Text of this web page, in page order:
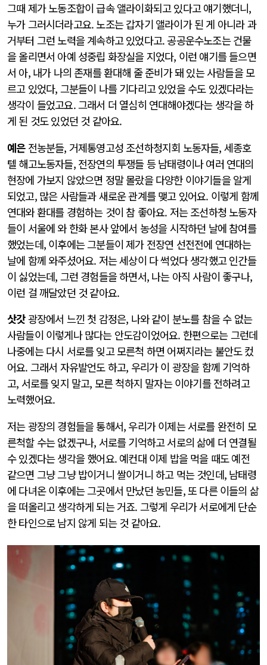
그때 제가 노동조합이 급속 앨라이화되고 있다고 얘기했더니,
누가 그러시더라고요. 노조는 갑자기 앨라이가 된 게 아니라 과
거부터 그런 노력을 계속하고 있었다고. 공공운수노조는 건물
을 올리면서 아예 성중립 화장실을 지었다, 이런 얘기를 들으면
서 아, 내가 나의 존재를 환대해 줄 준비가 돼 있는 사람들을 모
르고 있었다, 그분들이 나를 기다리고 있었을 수도 있겠다라는
생각이 들었고요. 그래서 더 열심히 연대해야겠다는 생각을 하
게 된 것도 있었던 것 같아요.
예은전농분들, 거제통영고성 조선하청지회 노동자들, 세종호
텔 해고노동자들, 전장연의 투쟁들 등 남태령이나 여러 연대의
현장에 가보지 않았으면 정말 몰랐을 다양한 이야기들을 알게
되었고, 많은 사람들과 새로운 관계를 맺고 있어요. 이렇게 함께
연대와 환대를 경험하는 것이 참 좋아요. 저는 조선하청 노동자
들이 서울에 와 한화 본사 앞에서 농성을 시작하던 날에 참여를
했었는데, 이후에는 그분들이 제가 전장연 선전전에 연대하는
날에 함께 와주셨어요. 저는 세상이 다 썩었다 생각했고 인간들
이 싫었는데, 그런 경험들을 하면서, 나는 아직 사람이 좋구나,
이런 걸 깨달았던 것 같아요.
삿갓광장에서 느낀 첫 감정은, 나와 같이 분노를 참을 수 없는
사람들이 이렇게나 많다는 안도감이었어요. 한편으로는 그런데
나중에는 다시 서로를 잊고 모른척 하면 어쩌지라는 불안도 컸
어요. 그래서 자유발언도 하고, 우리가 이 광장을 함께 기억하
고, 서로를 잊지 말고, 모른 척하지 말자는 이야기를 전하려고
노력했어요.
저는 광장의 경험들을 통해서, 우리가 이제는 서로를 완전히 모
른척할 수는 없겠구나, 서로를 기억하고 서로의 삶에 더 연결될
수 있겠다는 생각을 했어요. 예컨대 이제 밥을 먹을 때도 예전
같으면 그냥 그냥 밥이거니 쌀이거니 하고 먹는 것인데, 남태령
에 다녀온 이후에는 그곳에서 만났던 농민들, 또 다른 이들의 삶
을 떠올리고 생각하게 되는 거죠. 그렇게 우리가 서로에게 단순
한 타인으로 남지 않게 되는 것 같아요.